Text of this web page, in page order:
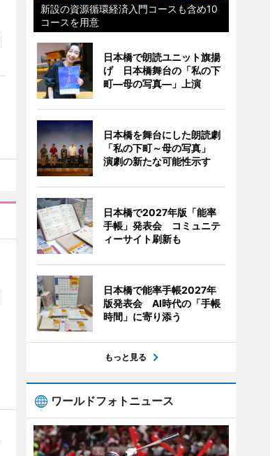
新設の資源循環経済入門コースも含め10
コースを用意
日本橋で朗読ユニット旗揚
げ 日本橋舞台の「私の下
町―母の写真―」上演
日本橋を舞台にした朗読劇
「私の下町～母の写真」
演劇の新たな可能性示す
日本橋で2027年版「能率
手帳」発表会 コミュニテ
ィーサイト刷新も
日本橋で能率手帳2027年
版発表会 AI時代の「手帳
時間」に寄り添う
もっと見る
ワールドフォトニュース